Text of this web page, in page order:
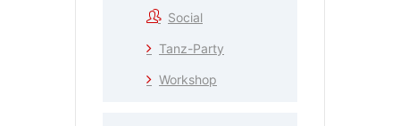
Social
Tanz-Party
Workshop